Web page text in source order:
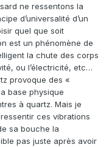
ne ressentons la
d’universalité d’un
quel que soit
est un phénomène de
la chute des corps
ou l’électricité, etc…
provoque des «
base physique
à quartz. Mais je
ces vibrations
sa bouche la
pas juste après avoir